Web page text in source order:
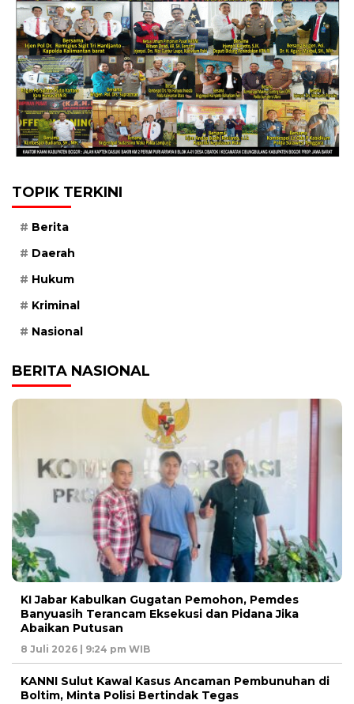
TOPIK TERKINI
Berita
Daerah
Hukum
Kriminal
Nasional
BERITA NASIONAL
KI Jabar Kabulkan Gugatan Pemohon, Pemdes
Banyuasih Terancam Eksekusi dan Pidana Jika
Abaikan Putusan
8 Juli 2026 | 9:24 pm WIB
KANNI Sulut Kawal Kasus Ancaman Pembunuhan di
Boltim, Minta Polisi Bertindak Tegas